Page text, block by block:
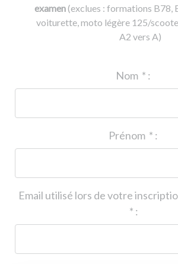
examen(exclues : formations B78,
voiturette, moto légère 125/
A2 vers A)
* :
* :
Email utilisé lors de votre
* :